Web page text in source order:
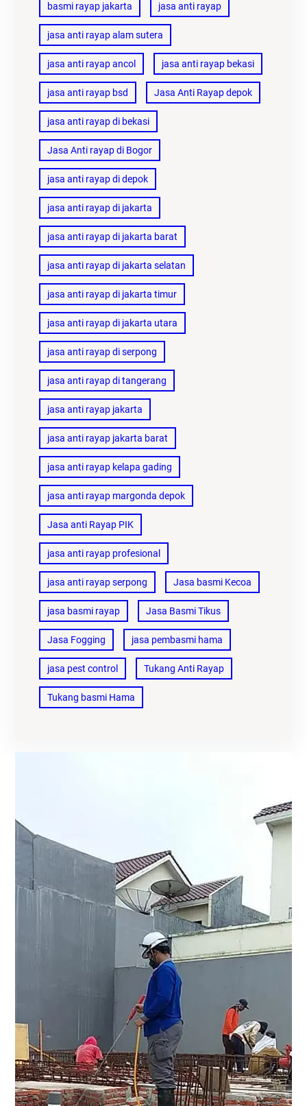
basmi rayap jakarta jasa anti rayap
jasa anti rayap alam sutera
jasa anti rayap ancol jasa anti rayap bekasi
jasa anti rayap bsd Jasa Anti Rayap depok
jasa anti rayap di bekasi
Jasa Anti rayap di Bogor
jasa anti rayap di depok
jasa anti rayap di jakarta
jasa anti rayap di jakarta barat
jasa anti rayap di jakarta selatan
jasa anti rayap di jakarta timur
jasa anti rayap di jakarta utara
jasa anti rayap di serpong
jasa anti rayap di tangerang
jasa anti rayap jakarta
jasa anti rayap jakarta barat
jasa anti rayap kelapa gading
jasa anti rayap margonda depok
Jasa anti Rayap PIK
jasa anti rayap profesional
jasa anti rayap serpong Jasa basmi Kecoa
jasa basmi rayap Jasa Basmi Tikus
Jasa Fogging jasa pembasmi hama
jasa pest control Tukang Anti Rayap
Tukang basmi Hama